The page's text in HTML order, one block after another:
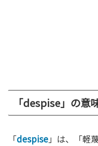
「despise」の意
「despise」は、「軽